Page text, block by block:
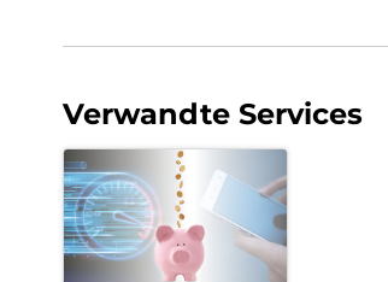
Verwandte Services